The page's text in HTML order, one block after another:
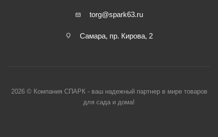
torg@spark63.ru
Самара, пр. Кирова, 2
2026 © Компания СПАРК - ваш надежный партнер в мире товаров
для сада и дома!